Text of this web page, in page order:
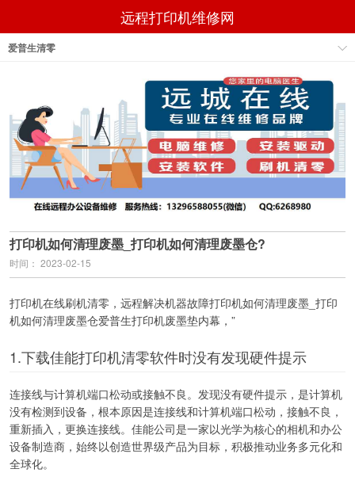
远程打印机维修网
爱普生清零
打印机如何清理废墨_打印机如何清理废墨仓?
时间： 2023-02-15
打印机在线刷机清零，远程解决机器故障打印机如何清理废墨_打印
机如何清理废墨仓爱普生打印机废墨垫内幕，”
1.下载佳能打印机清零软件时没有发现硬件提示
连接线与计算机端口松动或接触不良。发现没有硬件提示，是计算机
没有检测到设备，根本原因是连接线和计算机端口松动，接触不良，
重新插入，更换连接线。佳能公司是一家以光学为核心的相机和办公
设备制造商，始终以创造世界级产品为目标，积极推动业务多元化和
全球化。